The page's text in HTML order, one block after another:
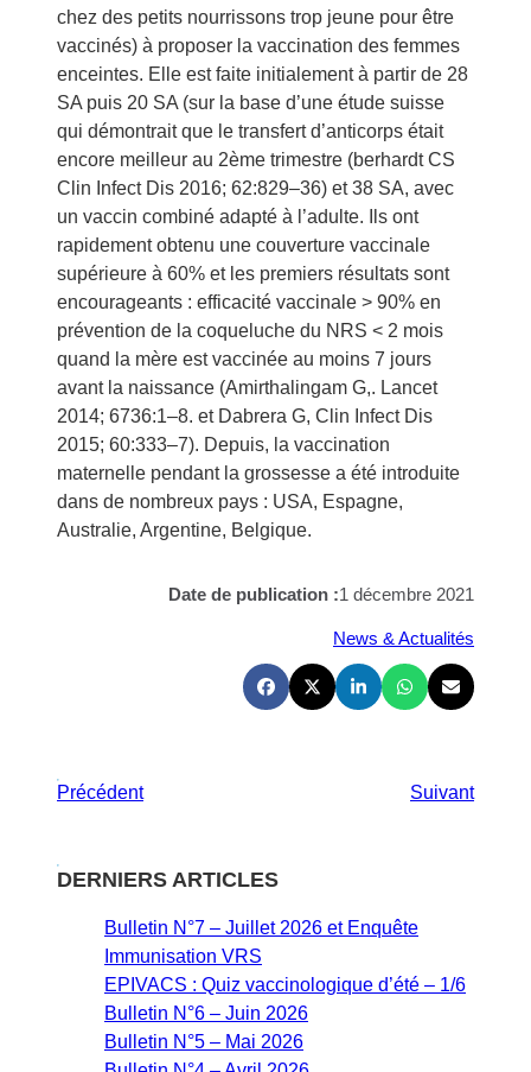
chez des petits nourrissons trop jeune pour être
vaccinés) à proposer la vaccination des femmes
enceintes. Elle est faite initialement à partir de 28
SA puis 20 SA (sur la base d’une étude suisse
qui démontrait que le transfert d’anticorps était
encore meilleur au 2ème trimestre (berhardt CS
Clin Infect Dis 2016; 62:829–36) et 38 SA, avec
un vaccin combiné adapté à l’adulte. Ils ont
rapidement obtenu une couverture vaccinale
supérieure à 60% et les premiers résultats sont
encourageants : efficacité vaccinale > 90% en
prévention de la coqueluche du NRS < 2 mois
quand la mère est vaccinée au moins 7 jours
avant la naissance (Amirthalingam G,. Lancet
2014; 6736:1–8. et Dabrera G, Clin Infect Dis
2015; 60:333–7). Depuis, la vaccination
maternelle pendant la grossesse a été introduite
dans de nombreux pays : USA, Espagne,
Australie, Argentine, Belgique.
Date de publication :1 décembre 2021
News & Actualités
Précédent Suivant
DERNIERS ARTICLES
Bulletin N°7 – Juillet 2026 et Enquête
Immunisation VRS
EPIVACS : Quiz vaccinologique d’été – 1/6
Bulletin N°6 – Juin 2026
Bulletin N°5 – Mai 2026